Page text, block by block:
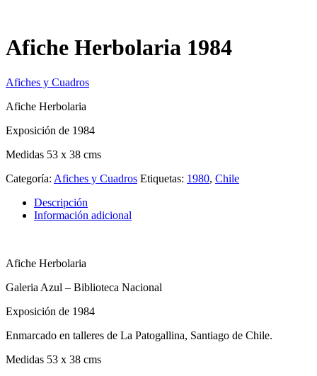
Afiche Herbolaria 1984
Afiches y Cuadros
Afiche Herbolaria
Exposición de 1984
Medidas 53 x 38 cms
Categoría: Afiches y Cuadros Etiquetas: 1980, Chile
Descripción
Información adicional
Afiche Herbolaria
Galeria Azul – Biblioteca Nacional
Exposición de 1984
Enmarcado en talleres de La Patogallina, Santiago de Chile.
Medidas 53 x 38 cms